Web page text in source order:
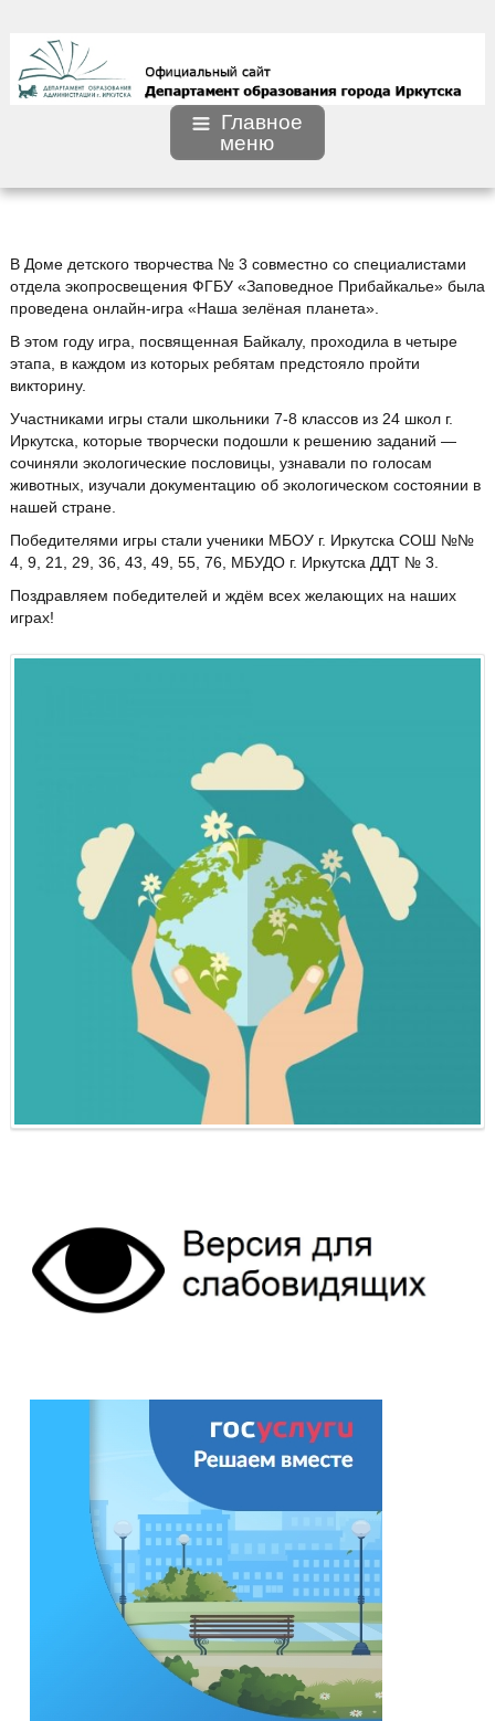
Главное
меню
В Доме детского творчества № 3 совместно со специалистами
отдела экопросвещения ФГБУ «Заповедное Прибайкалье» была
проведена онлайн-игра «Наша зелёная планета».
В этом году игра, посвященная Байкалу, проходила в четыре
этапа, в каждом из которых ребятам предстояло пройти
викторину.
Участниками игры стали школьники 7-8 классов из 24 школ г.
Иркутска, которые творчески подошли к решению заданий —
сочиняли экологические пословицы, узнавали по голосам
животных, изучали документацию об экологическом состоянии в
нашей стране.
Победителями игры стали ученики МБОУ г. Иркутска СОШ №№
4, 9, 21, 29, 36, 43, 49, 55, 76, МБУДО г. Иркутска ДДТ № 3.
Поздравляем победителей и ждём всех желающих на наших
играх!